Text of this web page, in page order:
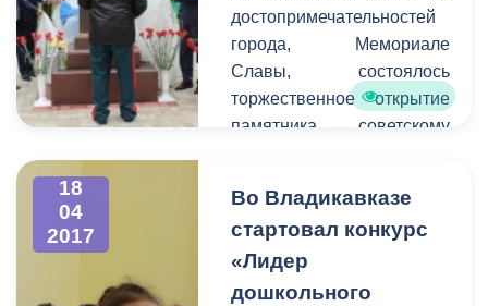
пропаганда здорового
образа жизни среди юных
жителей Владикавказа.
достопримечательностей
города, Мемориале
Славы, состоялось
торжественное открытие
памятника советскому
десантными войсками в
1954-1959 и 1961-1979
года, генералу армии,
Герою Советского Союза,
18
04
2017
Во Владикавказе
стартовал конкурс
«Лидер
дошкольного